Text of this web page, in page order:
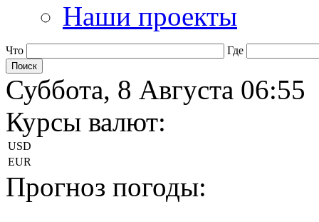
Наши проекты
Что Где
Суббота, 8 Августа 06:55
Курсы валют:
USD
EUR
Прогноз погоды: